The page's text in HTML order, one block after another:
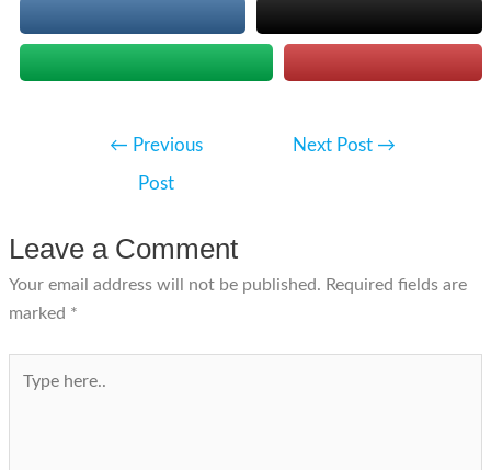
← Previous
Post
Next Post →
Leave a Comment
Your email address will not be published. Required fields are
marked *
here..